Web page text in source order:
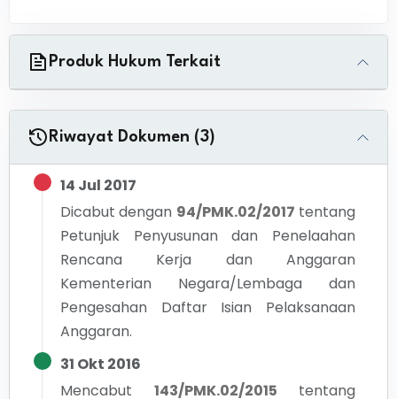
Produk Hukum Terkait
Riwayat Dokumen (3)
14 Jul 2017
Dicabut dengan 94/PMK.02/2017 tentang
Petunjuk Penyusunan dan Penelaahan
Rencana Kerja dan Anggaran
Kementerian Negara/Lembaga dan
Pengesahan Daftar Isian Pelaksanaan
Anggaran.
31 Okt 2016
Mencabut
143/PMK.02/2015
tentang